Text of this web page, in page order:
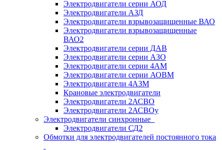
Электродвигатели серии АОД
Электродвигатели АЗД
Электродвигатели взрывозащищенные ВАО
Электродвигатели взрывозащищенные
ВАО2
Электродвигатели серии ДАВ
Электродвигатели серии АЗО
Электродвигатели серии 4АМ
Электродвигатели серии АОВМ
Электродвигатели 4АЗМ
Крановые электродвигатели
Электродвигатели 2АСВО
Электродвигатели 2АСВОу
Электродвигатели синхронные
Электродвигатели СД2
Обмотки для электродвигателей постоянного тока